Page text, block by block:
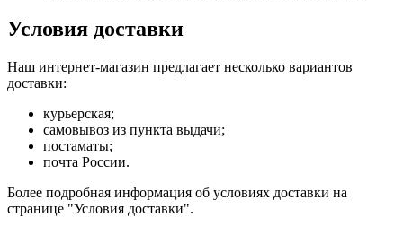
Условия доставки
Наш интернет-магазин предлагает несколько вариантов
доставки:
курьерская;
самовывоз из пункта выдачи;
постаматы;
почта России.
Более подробная информация об условиях доставки на
странице "Условия доставки".